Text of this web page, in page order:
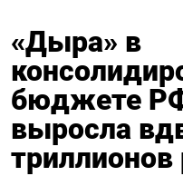
«Дыра» в
бюджете
выросла
триллионов